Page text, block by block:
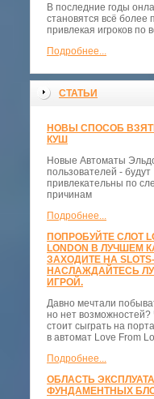
В последние годы
становятся всё более
привлекая игроков по
Подробнее...
СТАТЬИ
НОВЫ СПОСОБ
КУШ
Новые Автоматы
пользователей - будут
привлекательны по
причинам
Подробнее...
ПОПРОБУЙТЕ СЛОТ
LONDON В ЛУЧШЕМ
ЗАХОДИТЕ НА SLOTS-
НАСЛАЖДАЙТЕСЬ
ИГРОЙ.
Давно мечтали
но нет возможностей?
стоит сыграть на
в автомат Love From
Подробнее...
ОБЛАСТЬ
ФУНДАМЕНТНЫХ